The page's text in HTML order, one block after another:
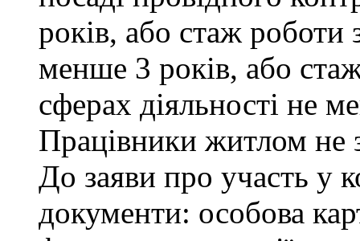
років, або стаж
менше 3 років, або
сферах діяльності не
Працівники житлом не
До заяви про участь у
документи: особова